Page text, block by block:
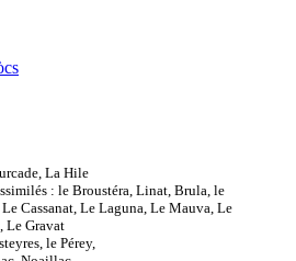
La Hile
: le Broustéra, Linat, Brula, le
Cassanat, Le Laguna, Le Mauva, Le
Le Gravat
le Pérey,